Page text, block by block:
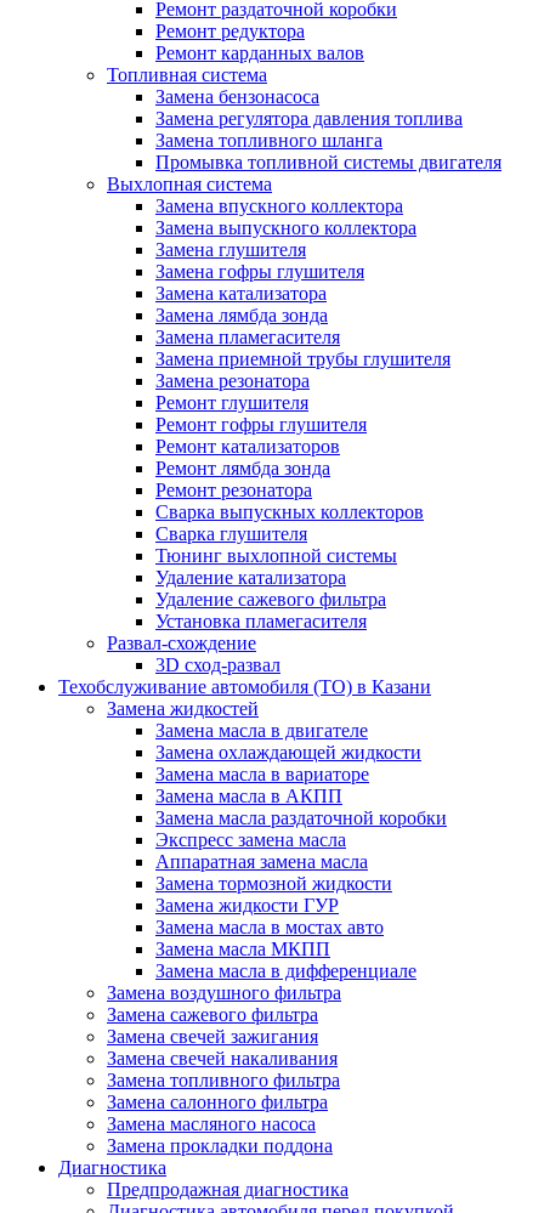
Ремонт раздаточной коробки
Ремонт редуктора
Ремонт карданных валов
Топливная система
Замена бензонасоса
Замена регулятора давления топлива
Замена топливного шланга
Промывка топливной системы двигателя
Выхлопная система
Замена впускного коллектора
Замена выпускного коллектора
Замена глушителя
Замена гофры глушителя
Замена катализатора
Замена лямбда зонда
Замена пламегасителя
Замена приемной трубы глушителя
Замена резонатора
Ремонт глушителя
Ремонт гофры глушителя
Ремонт катализаторов
Ремонт лямбда зонда
Ремонт резонатора
Сварка выпускных коллекторов
Сварка глушителя
Тюнинг выхлопной системы
Удаление катализатора
Удаление сажевого фильтра
Установка пламегасителя
Развал-схождение
3D сход-развал
Техобслуживание автомобиля (ТО) в Казани
Замена жидкостей
Замена масла в двигателе
Замена охлаждающей жидкости
Замена масла в вариаторе
Замена масла в АКПП
Замена масла раздаточной коробки
Экспресс замена масла
Аппаратная замена масла
Замена тормозной жидкости
Замена жидкости ГУР
Замена масла в мостах авто
Замена масла МКПП
Замена масла в дифференциале
Замена воздушного фильтра
Замена сажевого фильтра
Замена свечей зажигания
Замена свечей накаливания
Замена топливного фильтра
Замена салонного фильтра
Замена масляного насоса
Замена прокладки поддона
Диагностика
Предпродажная диагностика